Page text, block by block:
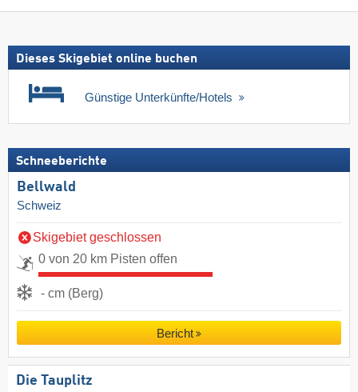
Dieses Skigebiet online buchen
Günstige Unterkünfte/Hotels
Schneeberichte
Bellwald
Schweiz
Skigebiet geschlossen
0 von 20 km Pisten offen
- cm (Berg)
Bericht
Die Tauplitz